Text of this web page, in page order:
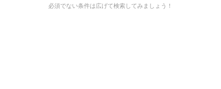
必須でない条件は広げて検索してみましょう！